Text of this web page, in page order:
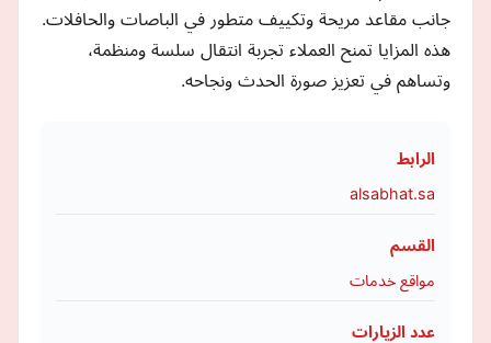
جانب مقاعد مريحة وتكييف متطور في الباصات والحافلات.
هذه المزايا تمنح العملاء تجربة انتقال سلسة ومنظمة،
وتساهم في تعزيز صورة الحدث ونجاحه.
الرابط
alsabhat.sa
القسم
مواقع خدمات
عدد الزيارات